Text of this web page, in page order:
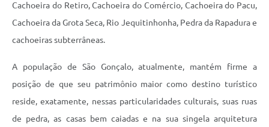
Cachoeira do Retiro, Cachoeira do Comércio, Cachoeira do Pacu,
Cachoeira da Grota Seca, Rio Jequitinhonha, Pedra da Rapadura e
cachoeiras subterrâneas.
A população de São Gonçalo, atualmente, mantém firme a
posição de que seu patrimônio maior como destino turístico
reside, exatamente, nessas particularidades culturais, suas ruas
de pedra, as casas bem caiadas e na sua singela arquitetura